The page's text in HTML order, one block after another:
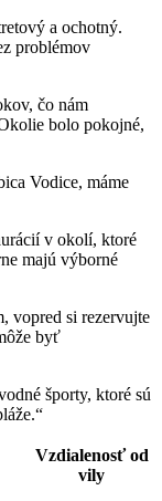
a ochotný.
problémov
čo nám
bolo pokojné,
Vodice, máme
v okolí, ktoré
majú výborné
vopred si rezervujte
byť
športy, ktoré sú
Vzdialenosť od
vily